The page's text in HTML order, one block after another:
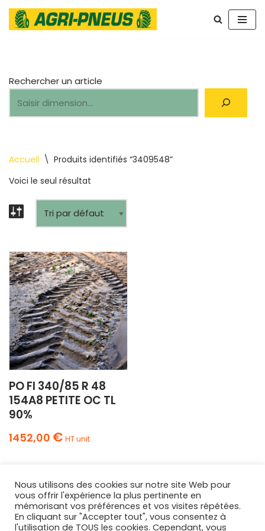
Aller
Accueil \ Produits identifiés “3409548”
Voici le seul résultat
PO FI 340/85 R 48
154A8 PETITE OC TL
90%
1452,00 € HT unit.
Rechercher un article
Nous utilisons des cookies sur notre site Web pour
vous offrir l'expérience la plus pertinente en
mémorisant vos préférences et vos visites répétées.
En cliquant sur "Accepter tout", vous consentez à
l'utilisation de TOUS les cookies. Cependant, vous